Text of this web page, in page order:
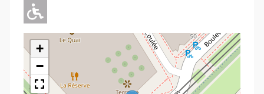
Adapté pour l'handicap Moteur
+
−